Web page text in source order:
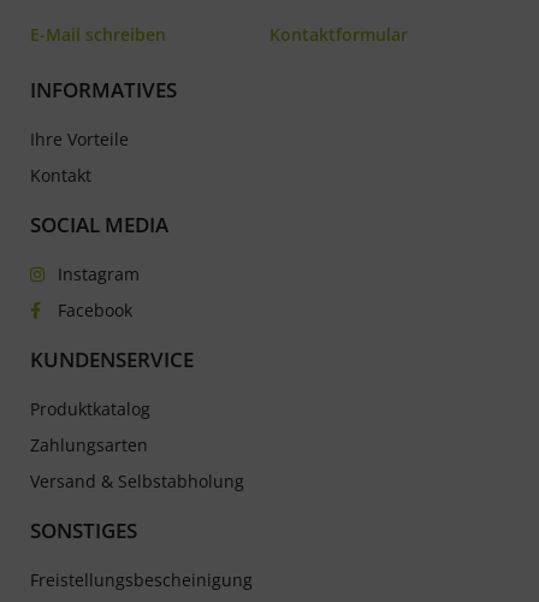
E-Mail schreiben Kontaktformular
INFORMATIVES
Ihre Vorteile
Kontakt
SOCIAL MEDIA
Instagram
Facebook
KUNDENSERVICE
Produktkatalog
Zahlungsarten
Versand & Selbstabholung
SONSTIGES
Freistellungsbescheinigung